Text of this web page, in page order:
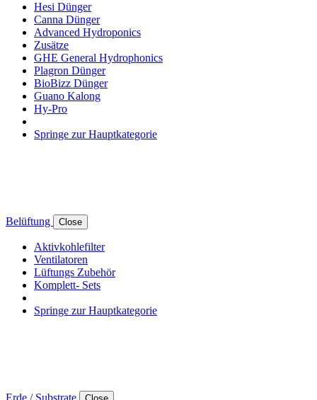
Hesi Dünger
Canna Dünger
Advanced Hydroponics
Zusätze
GHE General Hydrophonics
Plagron Dünger
BioBizz Dünger
Guano Kalong
Hy-Pro
Springe zur Hauptkategorie
Belüftung Close
Aktivkohlefilter
Ventilatoren
Lüftungs Zubehör
Komplett- Sets
Springe zur Hauptkategorie